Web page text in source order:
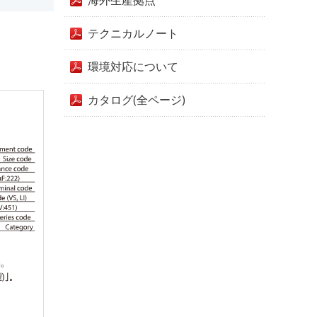
テクニカルノート
環境対応について
カタログ(全ページ)